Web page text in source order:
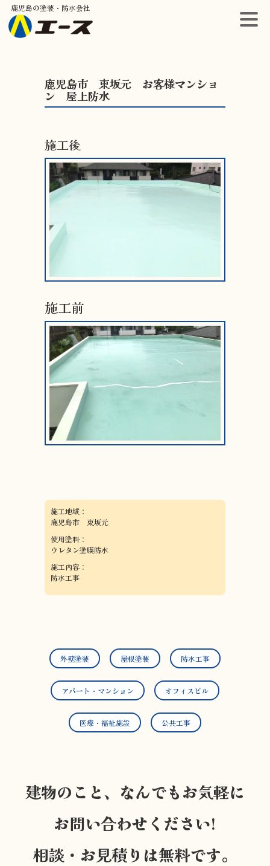
鹿児島の塗装・防水会社
鹿児島市 東坂元 お客様マンショ
ン 屋上防水
施工後
施工前
施工地域：
鹿児島市 東坂元
使用塗料：
ウレタン塗膜防水
施工内容：
防水工事
外壁塗装 屋根塗装 防水工事
アパート・マンション オフィスビル
医療・福祉施設 公共工事
建物のこと、なんでもお気軽に
お問い合わせください!
相談・お見積りは無料です。